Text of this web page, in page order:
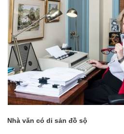
Nhà văn có di sản đồ sộ